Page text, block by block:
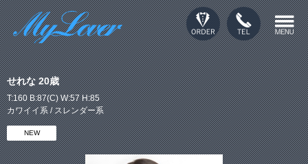
せれな 20歳
T:160 B:87(C) W:57 H:85
カワイイ系 / スレンダー系
NEW